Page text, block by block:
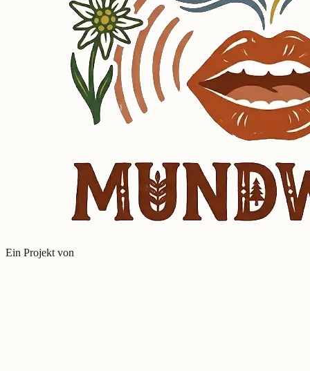
Ein Projekt von